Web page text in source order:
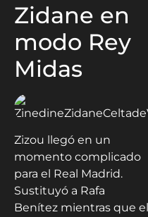
Zidane en
modo Rey
Midas
Zizou llegó en un
momento complicado
para el Real Madrid.
Sustituyó a Rafa
Benítez mientras que el